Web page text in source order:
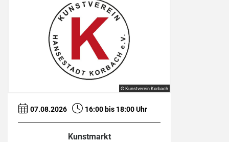
07.08.2026 16:00 bis 18:00 Uhr
Kunstmarkt
© Kunstverein Korbach